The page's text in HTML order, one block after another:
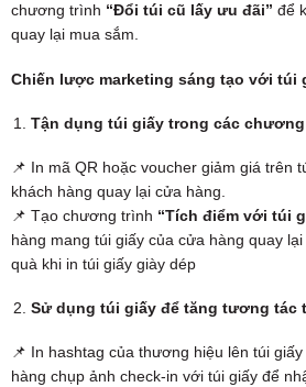
chương trình “Đổi túi cũ lấy ưu đãi” để
quay lại mua sắm.
Chiến lược marketing sáng tạo với túi
Tận dụng túi giấy trong các
📌 In mã QR hoặc voucher giảm giá trên
khách hàng quay lại cửa hàng.
📌 Tạo chương trình “Tích điểm với túi
hàng mang túi giấy của cửa hàng quay
quà khi in túi giấy giày dép
Sử dụng túi giấy để tăng tương tác
📌 In hashtag của thương hiệu lên túi
hàng chụp ảnh check-in với túi giấy để